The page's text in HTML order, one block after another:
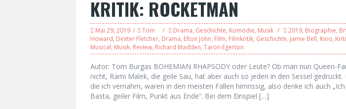
KRITIK: ROCKETMAN
Mai 29, 2019 Tom Drama, Geschichte, Komödie, Musik 2019, Biographie,
Howard, Dexter Fletcher, Drama, Elton John, Film, Filmkritik, Geschichte, Jamie Bell, Kino,
Musical, Musik, Review, Richard Madden, Taron Egerton
Autor: Tom Burgas BOHEMIAN RHAPSODY oder Leute? Ob man nun Queen-
nicht, Rami Malek, die geile Sau, hat aber auch so jeden in den Sessel gedrückt.
die ich vernahm, waren in den meisten Fällen hirnrissig, also denke ich auch
Basta, geiler Film, Punkt aus Ende“. Bei dem Einspiel […]